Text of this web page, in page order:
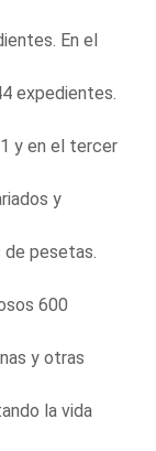
En el
expedientes.
y en el tercer
y
pesetas.
600
y otras
la vida